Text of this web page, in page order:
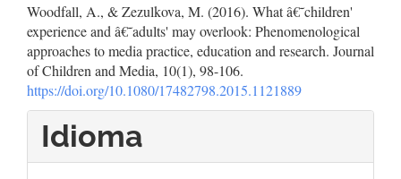
Woodfall, A., & Zezulkova, M. (2016). What â€˜children'
experience and â€˜adults' may overlook: Phenomenological
approaches to media practice, education and research. Journal
of Children and Media, 10(1), 98-106.
https://doi.org/10.1080/17482798.2015.1121889
Idioma